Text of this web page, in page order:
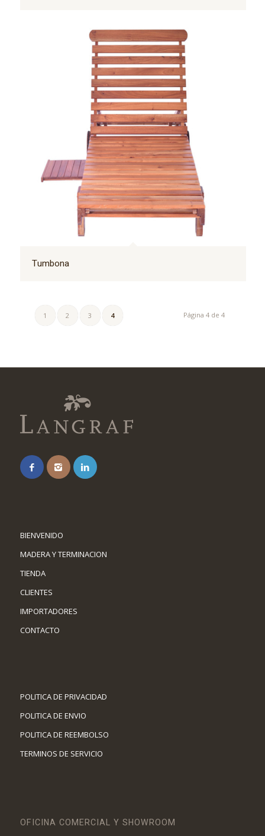
Tumbona
Página 4 de 4
1 2 3 4
BIENVENIDO
MADERA Y TERMINACION
TIENDA
CLIENTES
IMPORTADORES
CONTACTO
POLITICA DE PRIVACIDAD
POLITICA DE ENVIO
POLITICA DE REEMBOLSO
TERMINOS DE SERVICIO
OFICINA COMERCIAL Y SHOWROOM